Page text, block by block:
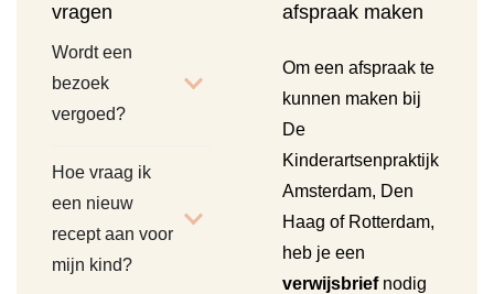
vragen
Wordt een
bezoek
vergoed?
Hoe vraag ik
een nieuw
recept aan voor
mijn kind?
afspraak maken
Om een afspraak te
kunnen maken bij
De
Kinderartsenpraktijk
Amsterdam, Den
Haag of Rotterdam,
heb je een
verwijsbriefnodig